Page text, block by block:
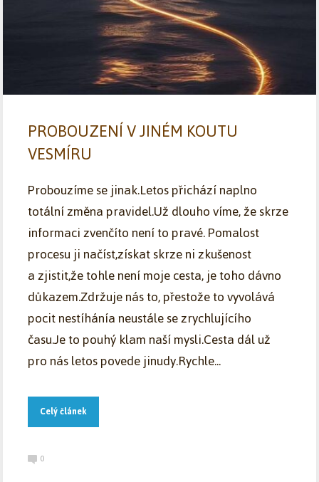
PROBOUZENÍ V JINÉM KOUTU
VESMÍRU
Probouzíme se jinak.Letos přichází naplno
totální změna pravidel.Už dlouho víme, že skrze
informaci zvenčíto není to pravé. Pomalost
procesu ji načíst,získat skrze ni zkušenost
a zjistit,že tohle není moje cesta, je toho dávno
důkazem.Zdržuje nás to, přestože to vyvolává
pocit nestíhánía neustále se zrychlujícího
času.Je to pouhý klam naší mysli.Cesta dál už
pro nás letos povede jinudy.Rychle...
Celý článek
0